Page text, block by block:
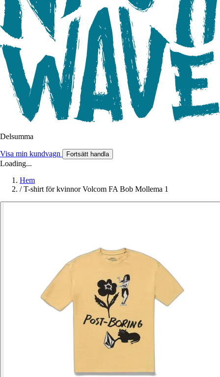
Delsumma
Visa min kundvagn Fortsätt handla
Loading...
Hem
/ T-shirt för kvinnor Volcom FA Bob Mollema 1